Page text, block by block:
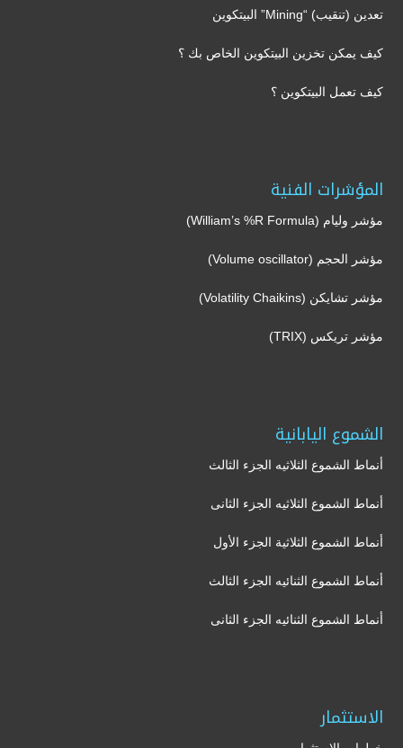
تعدين (تنقيب) “Mining” البيتكوين
كيف يمكن تخزين البيتكوين الخاص بك ؟
كيف تعمل البيتكوين ؟
المؤشرات الفنية
مؤشر وليام (William’s %R Formula)
مؤشر الحجم (Volume oscillator)
مؤشر تشايكن (Volatility Chaikins)
مؤشر تريكس (TRIX)
الشموع اليابانية
أنماط الشموع الثلاثيه الجزء الثالث
أنماط الشموع الثلاثيه الجزء الثانى
أنماط الشموع الثلاثية الجزء الأول
أنماط الشموع الثنائيه الجزء الثالث
أنماط الشموع الثنائيه الجزء الثانى
الاستثمار